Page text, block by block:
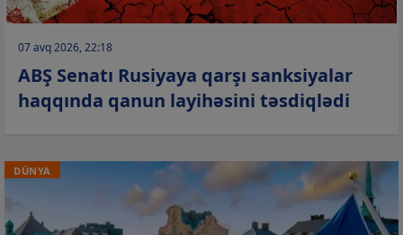
07 avq 2026, 22:18
ABŞ Senatı Rusiyaya qarşı sanksiyalar
haqqında qanun layihəsini təsdiqlədi
DÜNYA